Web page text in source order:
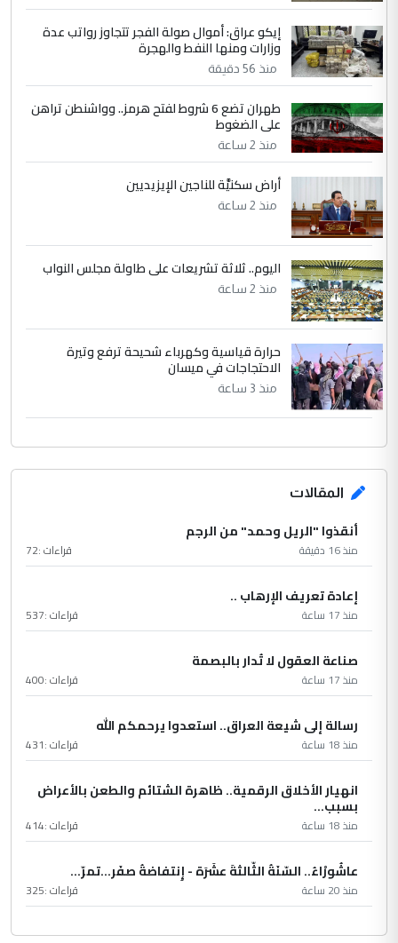
التعليق : نحن اباء الطلاب الأوائل على العراق
نتشرف بلقاء السيد احمد الصافي في العتبات
الحسنية لزرع ...
الموضوع :
مكتب السيد احمد الصافي : لا يوجود
لدينا اي حساب على الفيس بوك وتويتر
إيكو عراق: أموال صولة الفجر تتجاوز رواتب عدة
وزارات ومنها النفط والهجرة
منذ 56 دقيقة
طهران تضع 6 شروط لفتح هرمز.. وواشنطن تراهن
على الضغوط
منذ 2 ساعة
أراض سكنيَّة للناجين الإيزيديين
منذ 2 ساعة
اليوم.. ثلاثة تشريعات على طاولة مجلس النواب
منذ 2 ساعة
حرارة قياسية وكهرباء شحيحة ترفع وتيرة
الاحتجاجات في ميسان
منذ 3 ساعة
المقالات
أنقذوا "الريل وحمد" من الرجم
منذ 16 دقيقة قراءات :72
إعادة تعريف الإرهاب ..
منذ 17 ساعة قراءات :537
صناعة العقول لا تُدار بالبصمة
منذ 17 ساعة قراءات :400
رسالة إلى شيعة العراق.. استعدوا يرحمكم الله
منذ 18 ساعة قراءات :431
انهيار الأخلاق الرقمية.. ظاهرة الشتائم والطعن بالأعراض
بسبب...
منذ 18 ساعة قراءات :414
عاشُورْاءُ.. السّنَةُ الثّالثةَ عشَرَة - إِنتفاضةُ صفَر…تمرّ...
منذ 20 ساعة قراءات :325